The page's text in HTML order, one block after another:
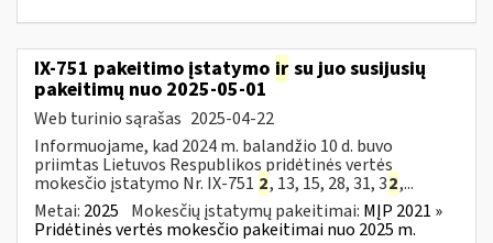
IX-751 pakeitimo įstatymo ir su juo susijusių
pakeitimų nuo 2025-05-01
Web turinio sąrašas 2025-04-22
Informuojame, kad 2024 m. balandžio 10 d. buvo
priimtas Lietuvos Respublikos pridėtinės vertės
mokesčio įstatymo Nr. IX-751 2, 13, 15, 28, 31, 32,...
Metai: 2025 Mokesčių įstatymų pakeitimai: MĮP 2021 »
Pridėtinės vertės mokesčio pakeitimai nuo 2025 m.